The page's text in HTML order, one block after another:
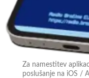
Za namestitev
poslušanje na iOS /